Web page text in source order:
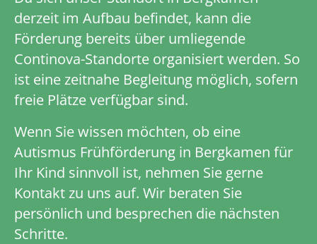
derzeit im Aufbau befindet, kann die
Förderung bereits über umliegende
Continova-Standorte organisiert werden. So
ist eine zeitnahe Begleitung möglich, sofern
freie Plätze verfügbar sind.
Wenn Sie wissen möchten, ob eine
Autismus Frühförderung in Bergkamen für
Ihr Kind sinnvoll ist, nehmen Sie gerne
Kontakt zu uns auf. Wir beraten Sie
persönlich und besprechen die nächsten
Schritte.